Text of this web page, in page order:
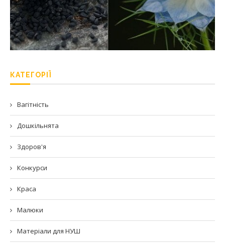
КАТЕГОРІЇ
Вагітність
Дошкільнята
Здоров'я
Конкурси
Краса
Малюки
Матеріали для НУШ